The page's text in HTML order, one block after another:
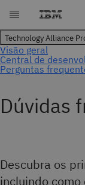
Dúvidas
Descubra os
incluindo como